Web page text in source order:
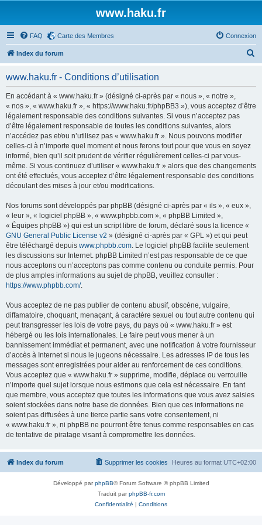
www.haku.fr
FAQ Carte des Membres Connexion
Index du forum
e
www.haku.fr - Conditions d’utilisation
En accédant à « www.haku.fr » (désigné ci-après par « nous », « notre »,
« nos », « www.haku.fr », « https://www.haku.fr/phpBB3 »), vous acceptez d’être
légalement responsable des conditions suivantes. Si vous n’acceptez pas
d’être légalement responsable de toutes les conditions suivantes, alors
n’accédez pas et/ou n’utilisez pas « www.haku.fr ». Nous pouvons modifier
celles-ci à n’importe quel moment et nous ferons tout pour que vous en soyez
informé, bien qu’il soit prudent de vérifier régulièrement celles-ci par vous-
même. Si vous continuez d’utiliser « www.haku.fr » alors que des changements
ont été effectués, vous acceptez d’être légalement responsable des conditions
découlant des mises à jour et/ou modifications.
Nos forums sont développés par phpBB (désigné ci-après par « ils », « eux »,
« leur », « logiciel phpBB », « www.phpbb.com », « phpBB Limited »,
« Équipes phpBB ») qui est un script libre de forum, déclaré sous la licence «
GNU General Public License v2 » (désigné ci-après par « GPL ») et qui peut
être téléchargé depuis www.phpbb.com. Le logiciel phpBB facilite seulement
les discussions sur Internet. phpBB Limited n’est pas responsable de ce que
nous acceptons ou n’acceptons pas comme contenu ou conduite permis. Pour
de plus amples informations au sujet de phpBB, veuillez consulter :
https://www.phpbb.com/.
Vous acceptez de ne pas publier de contenu abusif, obscène, vulgaire,
diffamatoire, choquant, menaçant, à caractère sexuel ou tout autre contenu qui
peut transgresser les lois de votre pays, du pays où « www.haku.fr » est
hébergé ou les lois internationales. Le faire peut vous mener à un
bannissement immédiat et permanent, avec une notification à votre fournisseur
d’accès à Internet si nous le jugeons nécessaire. Les adresses IP de tous les
messages sont enregistrées pour aider au renforcement de ces conditions.
Vous acceptez que « www.haku.fr » supprime, modifie, déplace ou verrouille
n’importe quel sujet lorsque nous estimons que cela est nécessaire. En tant
que membre, vous acceptez que toutes les informations que vous avez saisies
soient stockées dans notre base de données. Bien que ces informations ne
soient pas diffusées à une tierce partie sans votre consentement, ni
« www.haku.fr », ni phpBB ne pourront être tenus comme responsables en cas
de tentative de piratage visant à compromettre les données.
Index du forum Heures au format UTC+02:00
Supprimer les cookies
Développé parphpBB® Forum Software © phpBB Limited
Traduit parphpBB-fr.com
Confidentialité | Conditions